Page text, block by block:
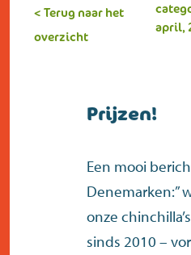
home
assortiment
nieuws
contact
< Terug naar het
overzicht
april,
Prijzen!
Een mooi
Denemarken:”
onze
sinds 2010 –